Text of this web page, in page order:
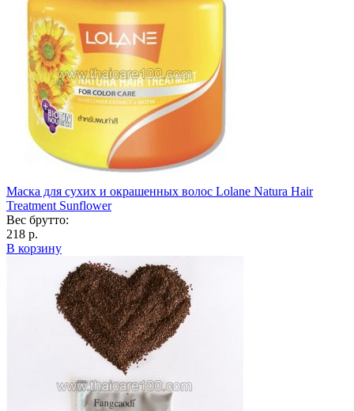
Маска для сухих и окрашенных волос Lolane Natura Hair
Treatment Sunflower
Вес брутто:
218 р.
В корзину